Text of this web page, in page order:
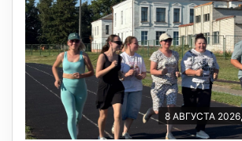
8 АВГУСТА